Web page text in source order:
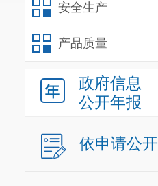
安全生产
产品质量
政府信息
公开年报
依申请公开